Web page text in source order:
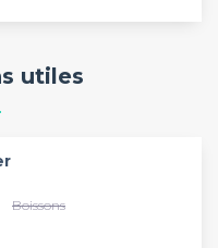
utiles
Boissons